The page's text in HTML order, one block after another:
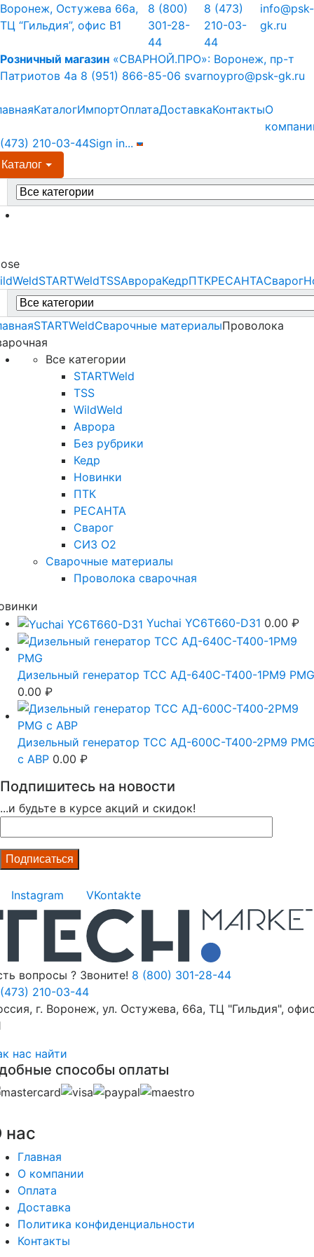
Skip
to
Skip
to
Воронеж, Остужева 66а,
ТЦ “Гильдия”, офис В1
8 (800)
301-28-
44
8 (473)
210-03-
44
info@psk-
gk.ru
Розничный магазин «СВАРНОЙ.ПРО»: Воронеж, пр-т
Патриотов 4а 8 (951) 866-85-06 svarnoypro@psk-gk.ru
КаталогИмпортОплатаДоставкаКонтактыО
210-03-44Sign in...
Каталог
STARTWeldTSSАврораКедрПТКРЕСАНТАСварог
STARTWeldСварочные материалыПроволока
Все категории
STARTWeld
TSS
WildWeld
Аврора
Без рубрики
Кедр
Новинки
ПТК
РЕСАНТА
Сварог
СИЗ О2
Сварочные материалы
Проволока сварочная
Yuchai YC6T660-D31 0.00 ₽
Дизельный генератор ТСС АД-640С-Т400-1РМ9 PMG
0.00 ₽
Дизельный генератор ТСС АД-600С-Т400-2РМ9
c АВР 0.00 ₽
Подпишитесь на новости
...и будьте в курсе акций и скидок!
Instagram VKontakte
вопросы ? Звоните! 8 (800) 301-28-44
210-03-44
г. Воронеж, ул. Остужева, 66а, ТЦ "Гильдия",
нас найти
способы оплаты
нас
Главная
О компании
Оплата
Доставка
Политика конфиденциальности
Контакты